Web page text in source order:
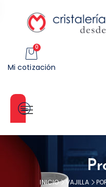
0
Mi cotización
Categorías
INICIO VAJILLA